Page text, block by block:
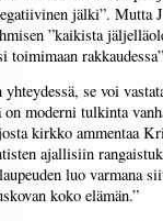
jälki”. Mutta
”kaikista
toimimaan
se voi
moderni tulkinta
kirkko ammentaa
ajallisiin
luo varmana
koko elämän.”